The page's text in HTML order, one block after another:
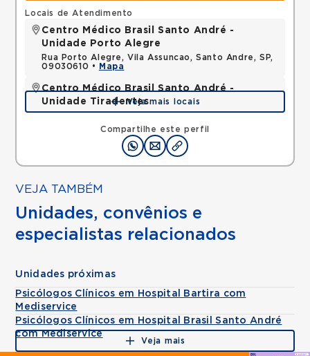
Compartilhe este perfil
Locais de Atendimento
Centro Médico Brasil Santo André -
Unidade Porto Alegre
Rua Porto Alegre, Vila Assuncao, Santo Andre, SP,
09030610 •
Mapa
Centro Médico Brasil Santo André -
Unidade Tiradentes
Rua Tiradentes, Vila Dora, Santo Andre, SP,
09030560 •Mapa
Veja mais locais
VEJA TAMBÉM
Unidades, convênios e
especialistas relacionados
Unidades próximas
Psicólogos Clínicos em Hospital Bartira com
Mediservice
Psicólogos Clínicos em Hospital Brasil Santo André
com Mediservice
Veja mais